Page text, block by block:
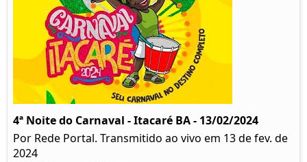
4ª Noite do Carnaval - Itacaré BA - 13/02/2024
Por Rede Portal. Transmitido ao vivo em 13 de fev. de
2024